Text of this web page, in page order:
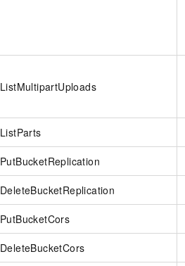
ListMultipartUploads
ListParts
PutBucketReplication
DeleteBucketReplication
PutBucketCors
DeleteBucketCors